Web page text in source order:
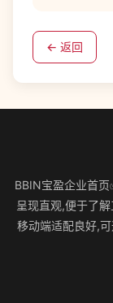
← 返回
BBIN宝盈企业首
呈现直观,便于了
移动端适配良好,